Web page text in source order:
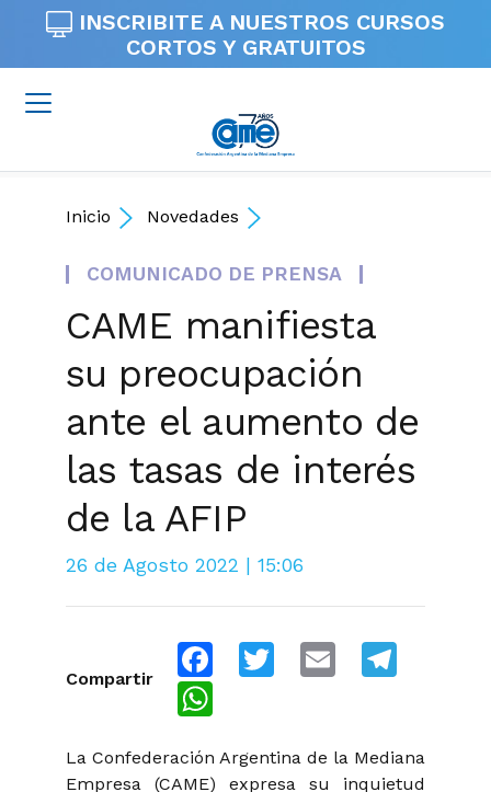
INSCRIBITE A NUESTROS CURSOS
CORTOS Y GRATUITOS
Inicio Novedades
COMUNICADO DE PRENSA
CAME manifiesta
su preocupación
ante el aumento de
las tasas de interés
de la AFIP
26 de Agosto 2022 | 15:06
Compartir
FacebookTwitter Email
La Confederación Argentina de la Mediana
Empresa (CAME) expresa su inquietud